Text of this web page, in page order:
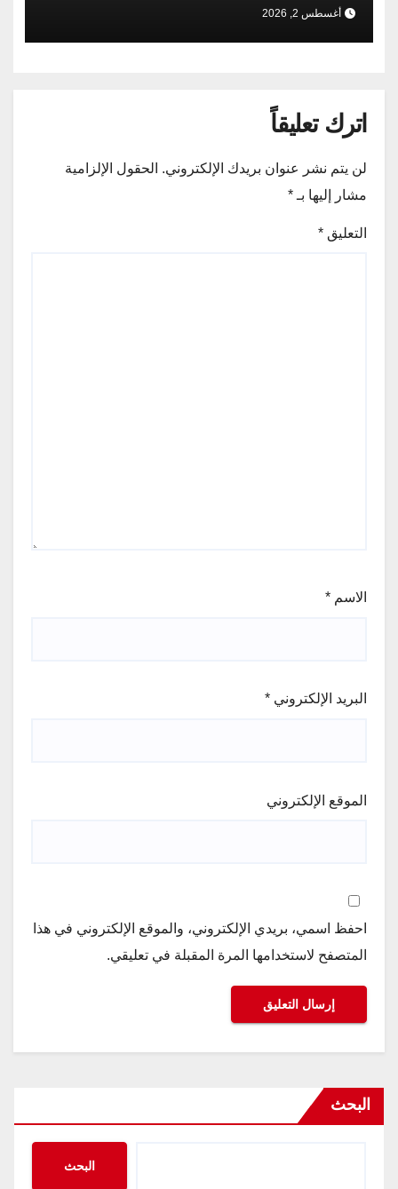
أغسطس 2, 2026
اترك تعليقاً
لن يتم نشر عنوان بريدك الإلكتروني. الحقول الإلزامية
مشار إليها بـ *
التعليق *
الاسم *
البريد الإلكتروني *
الموقع الإلكتروني
احفظ اسمي، بريدي الإلكتروني، والموقع الإلكتروني في هذا
المتصفح لاستخدامها المرة المقبلة في تعليقي.
البحث
البحث